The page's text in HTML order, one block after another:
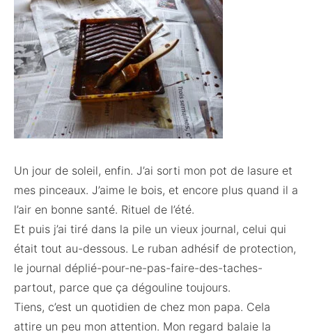
Un jour de soleil, enfin. J’ai sorti mon pot de lasure et
mes pinceaux. J’aime le bois, et encore plus quand il a
l’air en bonne santé. Rituel de l’été.
Et puis j’ai tiré dans la pile un vieux journal, celui qui
était tout au-dessous. Le ruban adhésif de protection,
le journal déplié-pour-ne-pas-faire-des-taches-
partout, parce que ça dégouline toujours.
Tiens, c’est un quotidien de chez mon papa. Cela
attire un peu mon attention. Mon regard balaie la